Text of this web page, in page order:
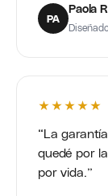
PA
Paola
★★★★★
La
quedé por
por vida.